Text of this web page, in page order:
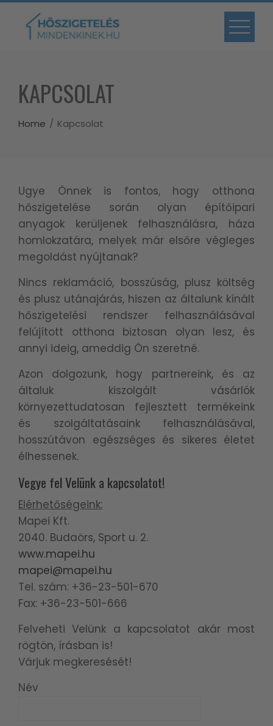
Skip
content
KAPCSOLAT
Home Kapcsolat
Ugye Önnek is fontos, hogy otthona
hőszigetelése során olyan építőipari
anyagok kerüljenek felhasználásra, háza
homlokzatára, melyek már elsőre végleges
megoldást nyújtanak?
Nincs reklamáció, bosszúság, plusz költség
és plusz utánajárás, hiszen az általunk kínált
hőszigetelési rendszer felhasználásával
felújított otthona biztosan olyan lesz, és
annyi ideig, ameddig Ön szeretné.
Azon dolgozunk, hogy partnereink, és az
általuk kiszolgált vásárlók
környezettudatosan fejlesztett termékeink
és szolgáltatásaink felhasználásával,
hosszútávon egészséges és sikeres életet
élhessenek.
Vegye fel Velünk a kapcsolatot!
Elérhetőségeink:
Mapei Kft.
2040. Budaörs, Sport u. 2.
www.mapei.hu
mapei@mapei.hu
Tel. szám: +36-23-501-670
Fax: +36-23-501-666
Felveheti Velünk a kapcsolatot akár most
rögtön, írásban is!
Várjuk megkeresését!
Név